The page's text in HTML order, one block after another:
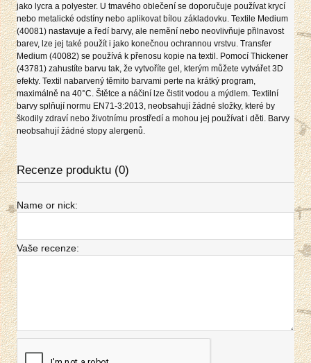
jako lycra a polyester. U tmavého oblečení se doporučuje používat krycí
nebo metalické odstíny nebo aplikovat bílou základovku. Textile Medium
(40081) nastavuje a ředí barvy, ale nemění nebo neovlivňuje přilnavost
barev, lze jej také použít i jako konečnou ochrannou vrstvu. Transfer
Medium (40082) se používá k přenosu kopie na textil. Pomocí Thickener
(43781) zahustíte barvu tak, že vytvoříte gel, kterým můžete vytvářet 3D
efekty. Textil nabarvený těmito barvami perte na krátký program,
maximálně na 40°C. Štětce a náčiní lze čistit vodou a mýdlem. Textilní
barvy splňují normu EN71-3:2013, neobsahují žádné složky, které by
škodily zdraví nebo životnímu prostředí a mohou jej používat i děti. Barvy
neobsahují žádné stopy alergenů.
Recenze produktu (0)
Name or nick:
Vaše recenze: